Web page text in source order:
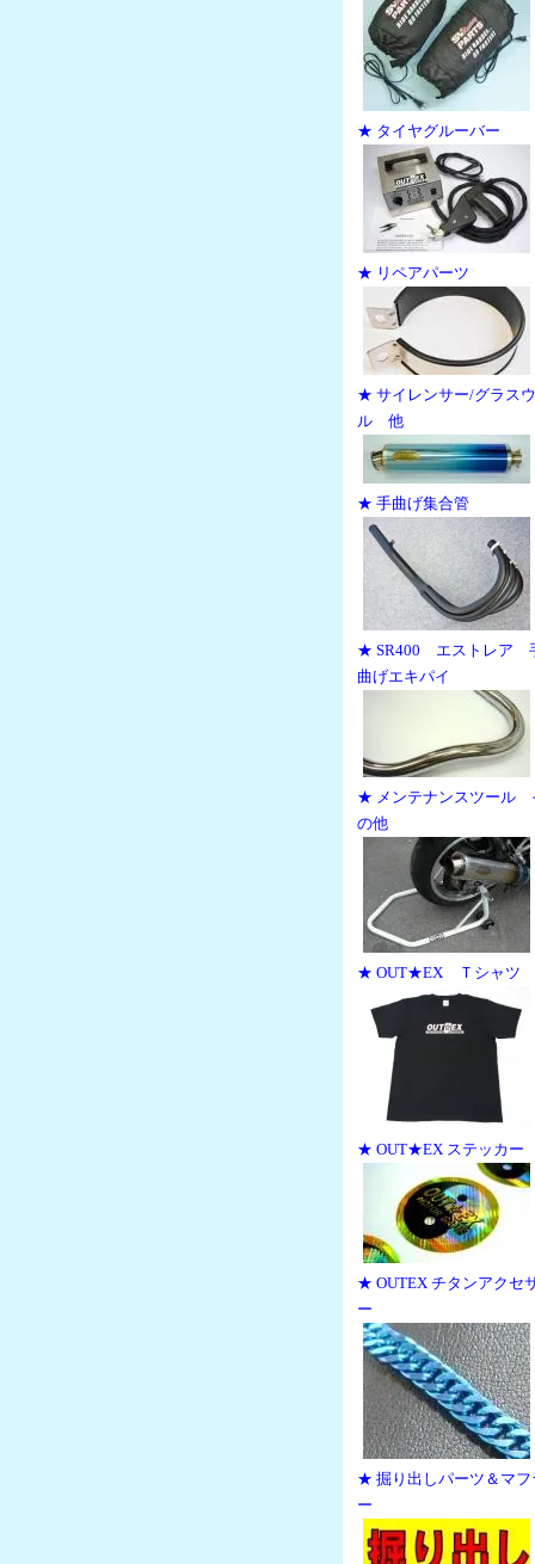
★ タイヤグルーバー
★ リペアパーツ
★ サイレンサー/グラス
ル 他
★ 手曲げ集合管
★ SR400 エストレア
曲げエキパイ
★ メンテナンスツール
の他
★ OUT★EX Ｔシャツ
★ OUT★EX ステッカー
★ OUTEX チタンアクセ
ー
★ 掘り出しパーツ＆マフ
ー